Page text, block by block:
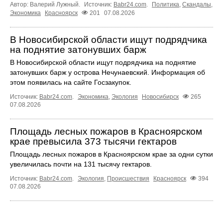
Автор: Валерий Лужный. Источник: Babr24.com Политика Скандалы
Экономика
Красноярск 201 07.08.2026
В Новосибирской области ищут подрядчика
на поднятие затонувших барж
В Новосибирской области ищут подрядчика на поднятие
затонувших барж у острова Нечунаевский. Информация об
этом появилась на сайте Госзакупок.
Источник: Babr24.com Экономика Экология Новосибирск
265
07.08.2026
Площадь лесных пожаров в Красноярском
крае превысила 373 тысячи гектаров
Площадь лесных пожаров в Красноярском крае за одни сутки
увеличилась почти на 131 тысячу гектаров.
Источник: Babr24.com. Экология, Происшествия Красноярск
394
07.08.2026